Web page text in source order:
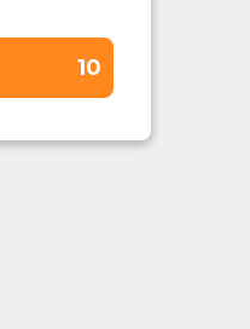
10